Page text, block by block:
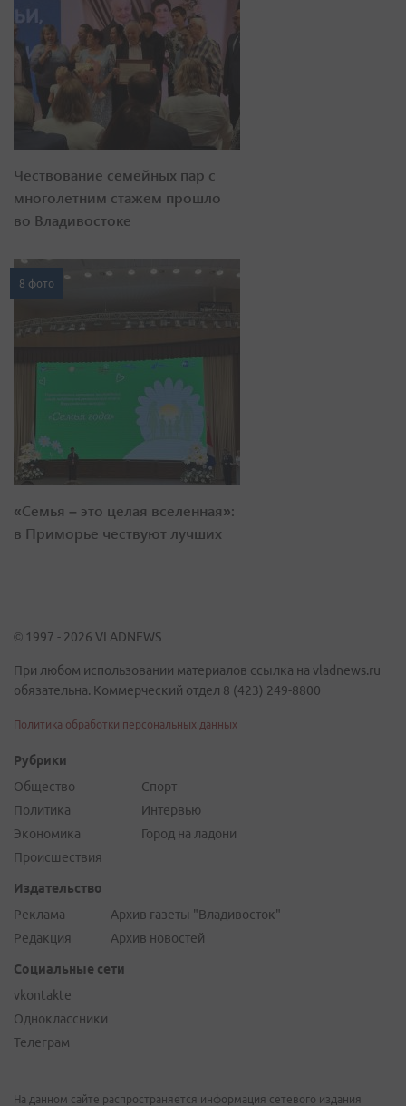
Чествование семейных пар с
многолетним стажем прошло
во Владивостоке
8 фото
«Семья – это целая вселенная»:
в Приморье чествуют лучших
© 1997 - 2026 VLADNEWS
При любом использовании материалов ссылка на vladnews.ru
обязательна. Коммерческий отдел 8 (423) 249-8800
Политика обработки персональных данных
Рубрики
Общество
Политика
Экономика
Происшествия
Спорт
Интервью
Город на ладони
Издательство
Реклама
Редакция
Архив газеты "Владивосток"
Архив новостей
Социальные сети
vkontakte
Одноклассники
Телеграм
На данном сайте распространяется информация сетевого издания